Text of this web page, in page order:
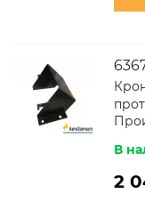
В
2